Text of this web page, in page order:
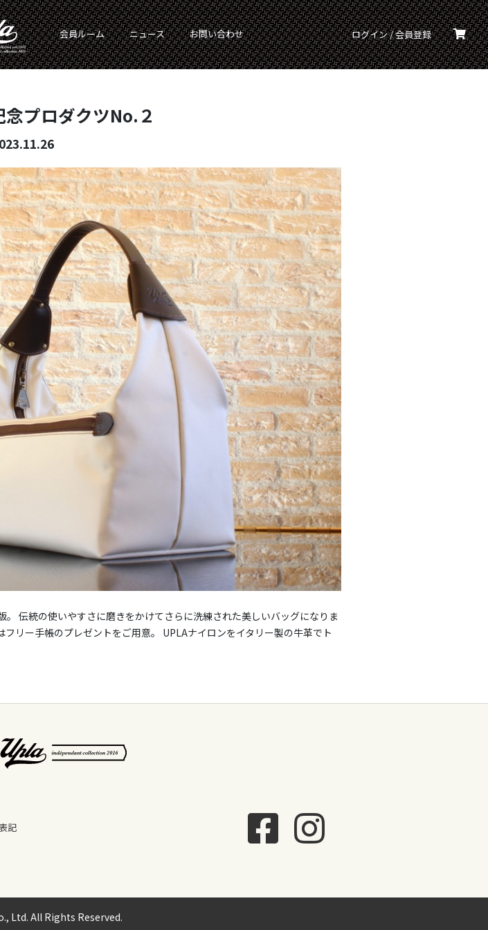
会員ルーム ニュース お問い合わせ ログイン / 会員登録
プロダクツNo.２
伝統の使いやすさに磨きをかけてさらに洗練された美しいバッグになりま
リー手帳のプレゼントをご用意。 UPLAナイロンをイタリー製の牛革でト
記
Ltd. All Rights Reserved.